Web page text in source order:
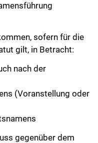
sofern für die
gilt, in Betracht:
nach der
(Voranstellung oder
gegenüber dem